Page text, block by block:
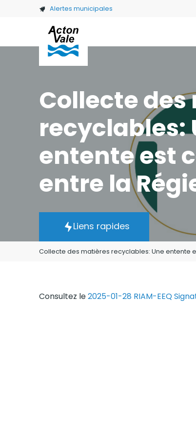
Skip to main contentAlertes municipales
Collecte
recyclables:
entente est
entre la
Liens rapides
Collecte des matières recyclables: Une entente
Consultez le2025-01-28 RIAM-EEQ